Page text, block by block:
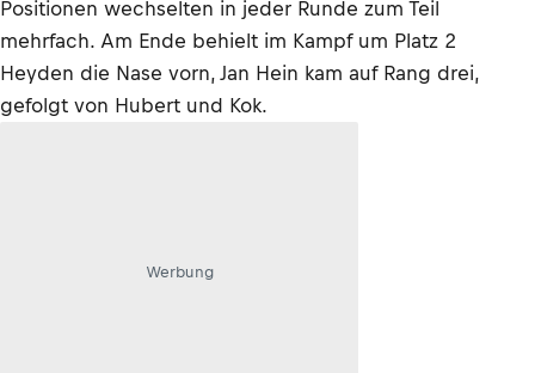
Positionen wechselten in jeder Runde zum Teil
mehrfach. Am Ende behielt im Kampf um Platz 2
Heyden die Nase vorn, Jan Hein kam auf Rang drei,
gefolgt von Hubert und Kok.
Werbung